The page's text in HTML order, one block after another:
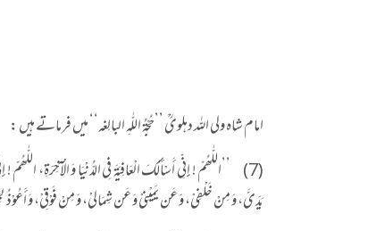
امام شاہ ولی اللہ دہلویؒ ’’حُجّۃُ اللّٰہِ البالِغہ‘‘ میں فرماتے ہیں :
(7) ’’اللّٰھُمّ ! إِنِّی أَسْأَلُکَ الْعَافِیَۃَ فِی الدُّنْیَا وَ الْآخِرَۃِ،
یَدَیَّ، وَ مِنْ خَلْفِیْ، وَ عَن یَمِیْنِیْ وَ عَن شِمَالیْ، وَ مِنْ فَوْقِیْ، وَ أَعُوْذُ